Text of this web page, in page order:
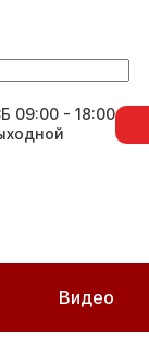
09:00 - 18:00
Видео